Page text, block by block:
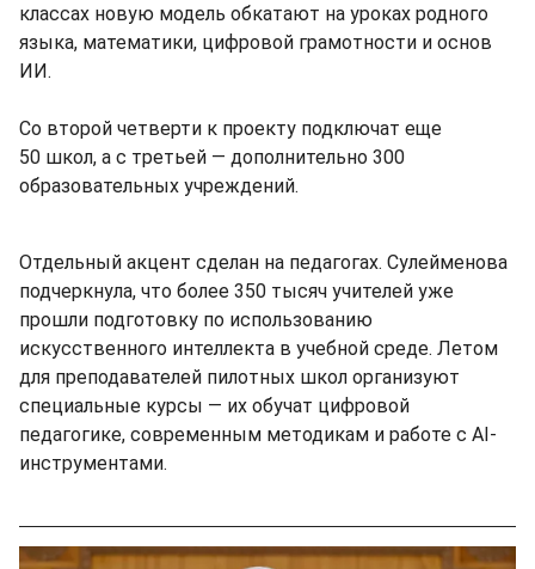
классах новую модель обкатают на уроках родного
языка, математики, цифровой грамотности и основ
ИИ.
Со второй четверти к проекту подключат еще
50 школ, а с третьей — дополнительно 300
образовательных учреждений.
Отдельный акцент сделан на педагогах. Сулейменова
подчеркнула, что более 350 тысяч учителей уже
прошли подготовку по использованию
искусственного интеллекта в учебной среде. Летом
для преподавателей пилотных школ организуют
специальные курсы — их обучат цифровой
педагогике, современным методикам и работе с AI-
инструментами.